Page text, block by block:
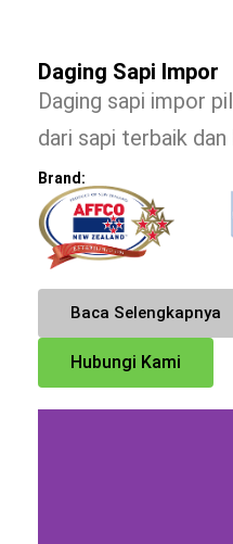
Daging Sapi Impor
Daging sapi impor
dari sapi terbaik
Brand:
Baca Selengkapnya
Hubungi Kami